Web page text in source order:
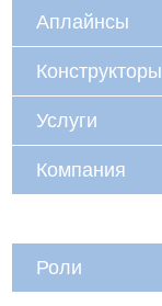
Аплайнсы
Конструкторы
Услуги
Компания
Роли